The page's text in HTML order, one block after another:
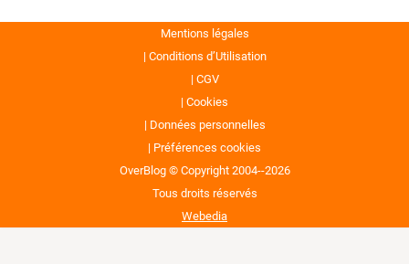
Mentions légales
Conditions d’Utilisation
CGV
Cookies
Données personnelles
Préférences cookies
OverBlog © Copyright 2004--2026
Tous droits réservés
Webedia